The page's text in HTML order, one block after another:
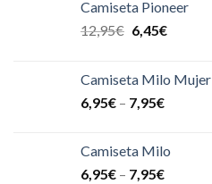
Camiseta Pioneer
12,95€ 6,45€
Camiseta Milo Mujer
6,95€ – 7,95€
Camiseta Milo
6,95€ – 7,95€